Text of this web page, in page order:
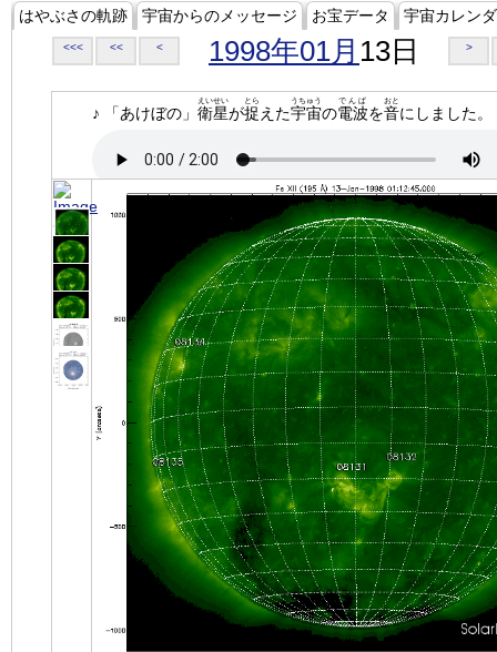
はやぶさの軌跡 宇宙からのメッセージ お宝データ 宇宙カレン
<<< << < 1998年01月 13日 >
♪ 「あけぼの」 衛星
えいせい
が捉
とら
えた宇宙
うちゅう
の電波
でんぱ
を音
おと
にしました。